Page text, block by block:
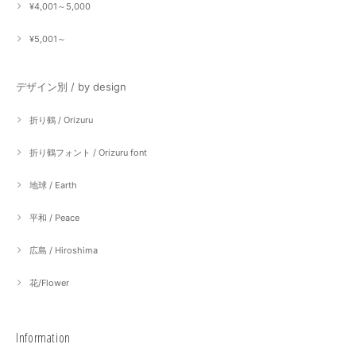
¥4,001～5,000
¥5,001～
デザイン別 / by design
折り鶴 / Orizuru
折り鶴フォント / Orizuru font
地球 / Earth
平和 / Peace
広島 / Hiroshima
花/Flower
Information